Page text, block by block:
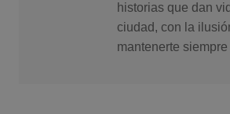
historias que dan
ciudad, con la
mantenerte